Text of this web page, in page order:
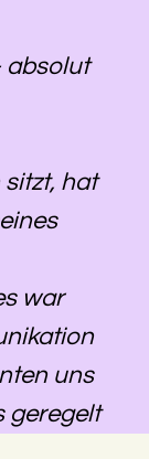
absolut
hat
war
uns
geregelt